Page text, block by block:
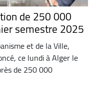
de 250 000
semestre 2025
et de la Ville,
ce lundi à Alger le
de 250 000